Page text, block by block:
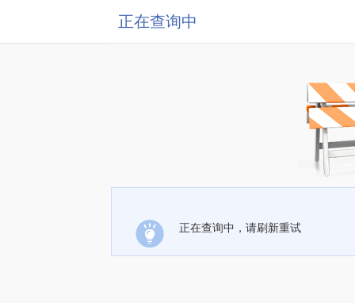
正在查询中
正在查询中，请刷新重试